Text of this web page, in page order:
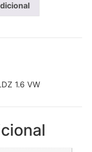
1.6 VW